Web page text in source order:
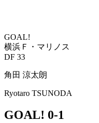
GOAL!
横浜Ｆ・マリノス
DF 33
角田 涼太朗
Ryotaro TSUNODA
GOAL! 0-1